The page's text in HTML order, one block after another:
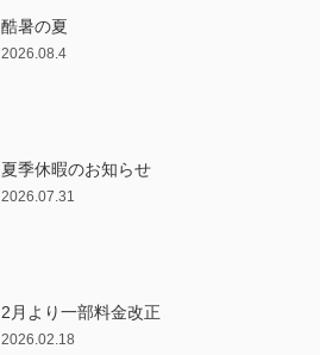
酷暑の夏
2026.08.4
夏季休暇のお知らせ
2026.07.31
2月より一部料金改正
2026.02.18